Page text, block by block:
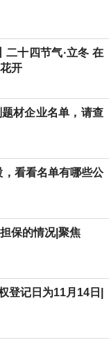
二十四节气·立冬 在
开
材企业名单，请查
看看名单有哪些公
保的情况|聚焦
登记日为11月14日|